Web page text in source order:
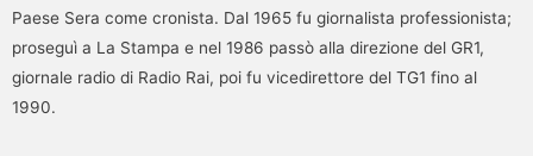
Paese Sera come cronista. Dal 1965 fu giornalista professionista;
proseguì a La Stampa e nel 1986 passò alla direzione del GR1,
giornale radio di Radio Rai, poi fu vicedirettore del TG1 fino al
1990.